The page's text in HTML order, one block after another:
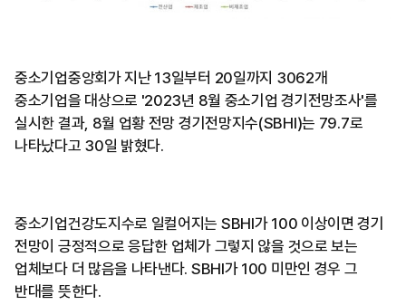
중소기업중앙회가 지난 13일부터 20일까지 3062개
중소기업을 대상으로 '2023년 8월 중소기업 경기전망조사'를
실시한 결과, 8월 업황 전망 경기전망지수(SBHI)는 79.7로
나타났다고 30일 밝혔다.
중소기업건강도지수로 일컬어지는 SBHI가 100 이상이면 경기
전망이 긍정적으로 응답한 업체가 그렇지 않을 것으로 보는
업체보다 더 많음을 나타낸다. SBHI가 100 미만인 경우 그
반대를 뜻한다.